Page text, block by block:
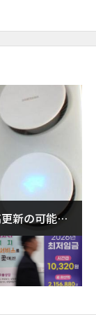
新の可能性